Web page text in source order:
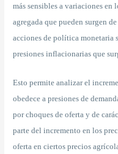
más sensibles a variaciones en
agregada que pueden surgen
acciones de política monetaria
presiones inflacionarias que
Esto permite analizar el
obedece a presiones de
por choques de oferta y de
parte del incremento en los
oferta en ciertos precios